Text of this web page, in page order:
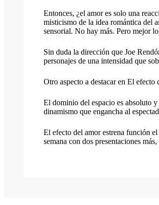
Entonces, ¿el amor es solo una
misticismo de la idea romántica del
sensorial. No hay más. Pero mejor
Sin duda la dirección que Joe
personajes de una intensidad que
Otro aspecto a destacar en El
El dominio del espacio es absoluto
dinamismo que engancha al
El efecto del amor estrena función
semana con dos presentaciones